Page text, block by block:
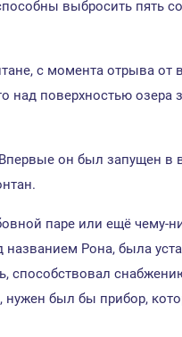
выбросить пять
с момента отрыва от
над поверхностью озера
он был запущен в
паре или ещё чему-
названием Рона, была
способствовал
нужен был бы прибор,